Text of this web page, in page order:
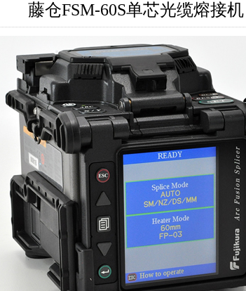
藤仓FSM-60S单芯光缆熔接机